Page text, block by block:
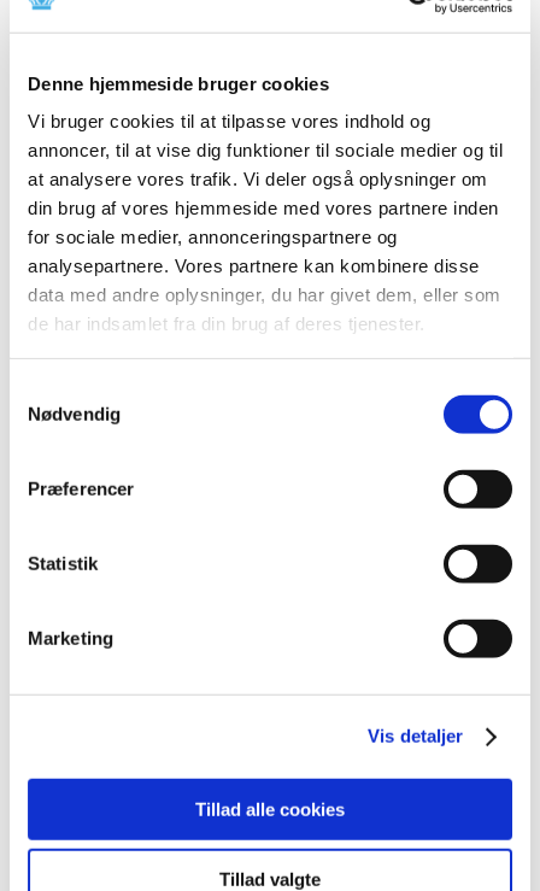
Denne hjemmeside bruger cookies
Vi bruger cookies til at tilpasse vores indhold og
annoncer, til at vise dig funktioner til sociale medier og til
at analysere vores trafik. Vi deler også oplysninger om
din brug af vores hjemmeside med vores partnere inden
for sociale medier, annonceringspartnere og
analysepartnere. Vores partnere kan kombinere disse
data med andre oplysninger, du har givet dem, eller som
de har indsamlet fra din brug af deres tjenester.
Nødvendig
Præferencer
Statistik
Marketing
Vis detaljer
Tillad alle cookies
Tillad valgte
Lægemiddelstyrelsen har lanceret sin egen, nye
hjemmeside – Laegemiddelstyrelsen.dk – hvor man…
1 … 8
Alle (2506)
TID
2026 (84)
2025 (158)
2022 (197)
2017 (167)
december (14)
oktober (13)